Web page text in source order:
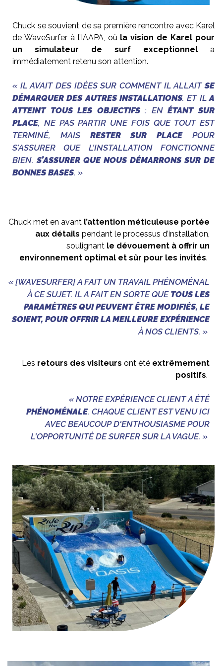
Chuck se souvient de sa première rencontre avec Karel
de WaveSurfer à l’IAAPA, où la vision de Karel pour
un simulateur de surf exceptionnel a
immédiatement retenu son attention.
« IL AVAIT DES IDÉES SUR COMMENT IL ALLAITSE
DÉMARQUER DES AUTRES INSTALLATIONS. ET ILA
ATTEINT TOUS LES OBJECTIFS: ENÉTANT SUR
PLACE, NE PAS PARTIR UNE FOIS QUE TOUT EST
TERMINÉ, MAISRESTER SUR PLACEPOUR
S’ASSURER QUE L’INSTALLATION FONCTIONNE
BIEN.S’ASSURER QUE NOUS DÉMARRONS SUR DE
BONNES BASES. »
Chuck met en avant l’attention méticuleuse portée
aux détails pendant le processus d’installation,
soulignant le dévouement à offrir un
environnement optimal et sûr pour les invités.
« [WAVESURFER] A FAIT UN TRAVAIL PHÉNOMÉNAL
À CE SUJET. IL A FAIT EN SORTE QUETOUS LES
PARAMÈTRES QUI PEUVENT ÊTRE MODIFIÉS, LE
SOIENT, POUR OFFRIR LA MEILLEURE EXPÉRIENCE
À NOS CLIENTS. »
Les retours des visiteurs ont été extrêmement
positifs.
« NOTRE EXPÉRIENCE CLIENT A ÉTÉ
PHÉNOMÉNALE. CHAQUE CLIENT EST VENU ICI
AVEC BEAUCOUP D'ENTHOUSIASME POUR
L'OPPORTUNITÉ DE SURFER SUR LA VAGUE. »